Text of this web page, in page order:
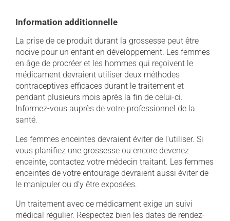
Information additionnelle
La prise de ce produit durant la grossesse peut être
nocive pour un enfant en développement. Les femmes
en âge de procréer et les hommes qui reçoivent le
médicament devraient utiliser deux méthodes
contraceptives efficaces durant le traitement et
pendant plusieurs mois après la fin de celui-ci.
Informez-vous auprès de votre professionnel de la
santé.
Les femmes enceintes devraient éviter de l'utiliser. Si
vous planifiez une grossesse ou encore devenez
enceinte, contactez votre médecin traitant. Les femmes
enceintes de votre entourage devraient aussi éviter de
le manipuler ou d'y être exposées.
Un traitement avec ce médicament exige un suivi
médical régulier. Respectez bien les dates de rendez-